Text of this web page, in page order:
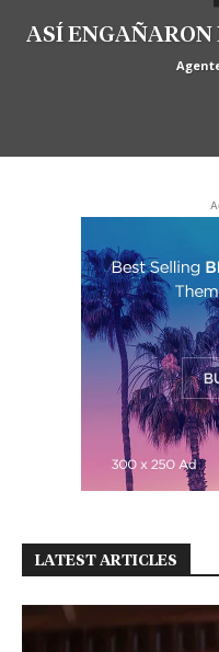
ASÍ ENGAÑARON
LATEST ARTICLES